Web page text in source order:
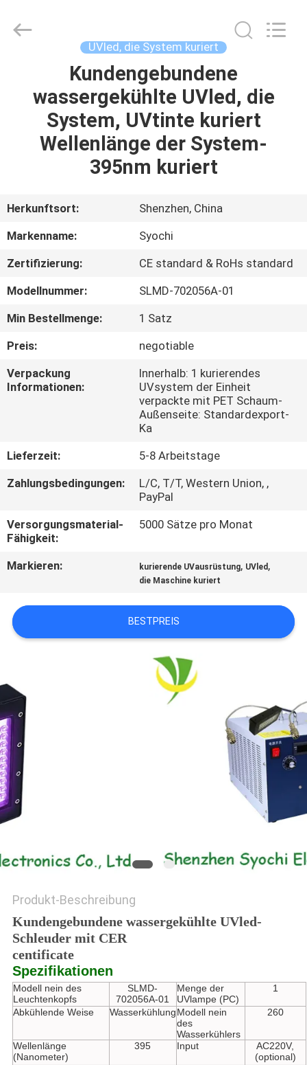
PRODUKTE
FABRIK-
QUALITÄTSKONTROLLE
TRETEN
SIE
MIT
VERBINDUNG
FORDERN
SIE
ZITAT
PRIVACY
POLICY
Electronics
UVled, die System kuriert
Kundengebundene
wassergekühlte UVled, die
System, UVtinte kuriert
Wellenlänge der System-
395nm kuriert
Herkunftsort:
Shenzhen, China
Markenname:
Syochi
Zertifizierung:
CE standard & RoHs standard
Modellnummer:
SLMD-702056A-01
Min Bestellmenge:
1 Satz
Preis:
negotiable
Verpackung
Informationen:
Innerhalb: 1 kurierendes
UVsystem der Einheit
verpackte mit PET Schaum-
Außenseite: Standardexport-
Ka
Lieferzeit:
5-8 Arbeitstage
Zahlungsbedingungen:
L/C, T/T, Western Union, ,
PayPal
Versorgungsmaterial-
Fähigkeit:
5000 Sätze pro Monat
Markieren: kurierende UVausrüstung, UVled ,
die Maschine kuriert
BESTPREIS
Produkt-Beschreibung
Kundengebundene wassergekühlte UVled-
Schleuder mit CER
centificate
Spezifikationen
Modell nein des
Leuchtenkopfs
SLMD-
702056A-01
Menge der
UVlampe (PC)
1
Abkühlende Weise WasserkühlungModell nein
des
Wasserkühlers
260
Wellenlänge
(Nanometer)
395 Input
AC220V,
(optional)